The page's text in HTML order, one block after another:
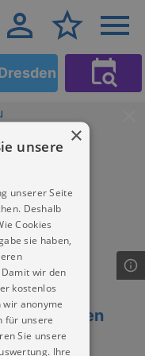
Senior:innen
×
unsere
unserer Seite
Deshalb
Cookies
sie haben,
wir den
kostenlos
anonyme
für unsere
Sie unsere
Ihre